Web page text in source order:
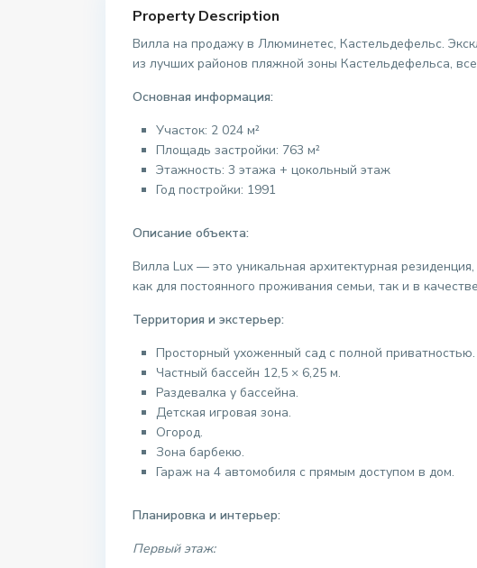
Property Description
Вилла на продажу в Ллюминетес, Кастельдефельс.
из лучших районов пляжной зоны Кастельдефельса,
Основная информация:
Участок: 2 024 м²
Площадь застройки: 763 м²
Этажность: 3 этажа + цокольный этаж
Год постройки: 1991
Описание объекта:
Вилла Lux — это уникальная архитектурная
как для постоянного проживания семьи, так и в
Территория и экстерьер:
Просторный ухоженный сад с полной приватностью.
Частный бассейн 12,5 × 6,25 м.
Раздевалка у бассейна.
Детская игровая зона.
Огород.
Зона барбекю.
Гараж на 4 автомобиля с прямым доступом в дом.
Планировка и интерьер:
Первый этаж: